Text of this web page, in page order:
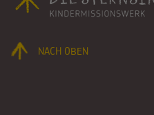
NACH OBEN